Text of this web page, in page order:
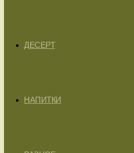
ДЕСЕРТ
НАПИТКИ